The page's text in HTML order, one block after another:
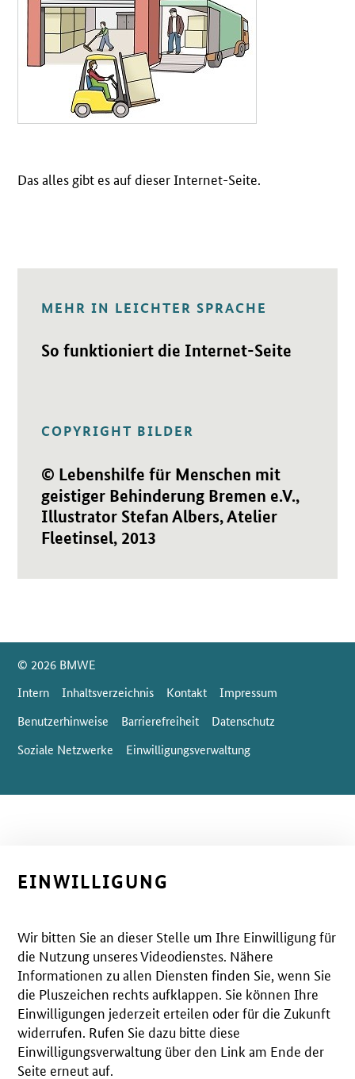
Das alles gibt es auf dieser Internet-Seite.
MEHR IN LEICHTER SPRACHE
So funktioniert die Internet-Seite
Öffnet Einzelsicht
COPYRIGHT BILDER
© Lebenshilfe für Menschen mit
geistiger Behinderung Bremen e.V.,
Illustrator Stefan Albers, Atelier
Fleetinsel, 2013
SrOnlyServicemenü
© 2026 BMWE
Intern
Inhaltsverzeichnis Kontakt
Impressum
Benutzerhinweise
Barrierefreiheit
Datenschutz
Soziale Netzwerke
Einwilligungsverwaltung
EINWILLIGUNG
Wir bitten Sie an dieser Stelle um Ihre Einwilligung für
die Nutzung unseres Videodienstes. Nähere
Informationen zu allen Diensten finden Sie, wenn Sie
die Pluszeichen rechts aufklappen. Sie können Ihre
Einwilligungen jederzeit erteilen oder für die Zukunft
widerrufen. Rufen Sie dazu bitte diese
Einwilligungsverwaltung über den Link am Ende der
Seite erneut auf.